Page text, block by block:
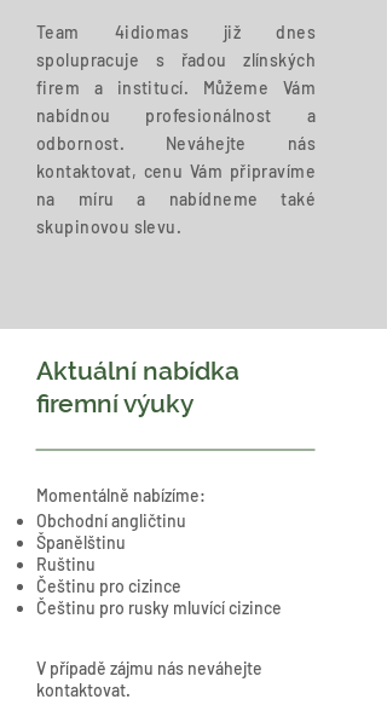
Momentálně nabízíme:
Obchodní angličtinu
Španělštinu
Ruštinu
Češtinu pro cizince
Češtinu pro rusky mluvící cizince
V případě zájmu nás neváhejte
kontaktovat.
Aktuální nabídka
firemní výuky
Team 4idiomas již dnes
spolupracuje s řadou zlínských
firem a institucí. Můžeme Vám
nabídnou profesionálnost a
odbornost. Neváhejte nás
kontaktovat, cenu Vám připravíme
na míru a nabídneme také
skupinovou slevu.